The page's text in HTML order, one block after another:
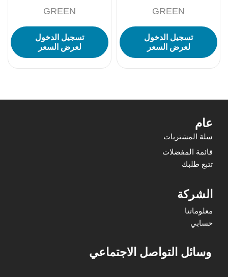
Black
GREEN
تسجيل الدخول
لعرض السعر
Blue
GREEN
تسجيل الدخول
لعرض السعر
عام
سلة المشتريات
قائمة المفضلات
تتبع طلبك
الشركة
معلوماتنا
حسابي
وسائل التواصل الاجتماعي